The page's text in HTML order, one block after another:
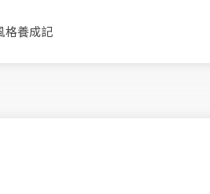
格養成記